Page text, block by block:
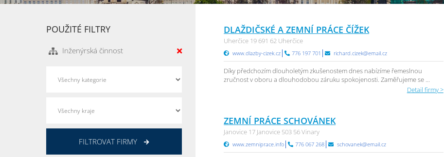
DLAŽDIČSKÉ A ZEMNÍ PRÁCE ČÍŽEK
Uherčice 19 691 62 Uherčice
www.dlazby-cizek.cz 776 197 701 richard.cizek@email.cz
Díky předchozím dlouholetým zkušenostem dnes nabízíme řemeslnou
zručnost v oboru a dlouhodobou záruku spokojenosti. Zaměřujeme se ...
Detail firmy >
ZEMNÍ PRÁCE SCHOVÁNEK
Janovice 17 Janovice 503 56 Vinary
www.zemniprace.info 776 067 268 schovanek@email.cz
POUŽITÉ FILTRY
Inženýrská činnost
FILTROVAT FIRMY